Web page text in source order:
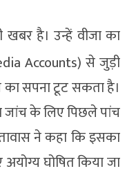
खबर है। उन्हें वीजा का
Accounts) से जुड़ी
का सपना टूट सकता है।
जांच के लिए पिछले पांच
ने कहा कि इसका
घोषित किया जा